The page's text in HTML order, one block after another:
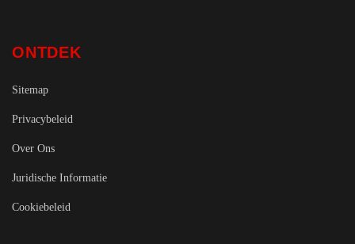
ONTDEK
Sitemap
Privacybeleid
Over Ons
Juridische Informatie
Cookiebeleid